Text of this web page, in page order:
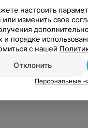
настроить
или изменить свое
и порядке
с нашей
Отклонить
Персональные